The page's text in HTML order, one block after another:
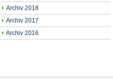
Archiv 2018
Archiv 2017
Archiv 2016